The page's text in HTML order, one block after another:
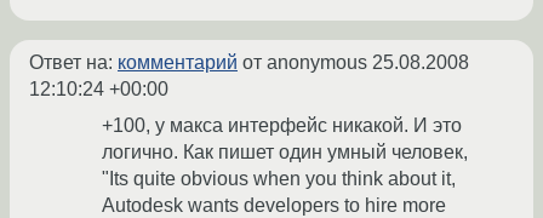
Ответ на: комментарий от anonymous 25.08.2008
12:10:24 +00:00
+100, у макса интерфейс никакой. И это
логично. Как пишет один умный человек,
"Its quite obvious when you think about it,
Autodesk wants developers to hire more